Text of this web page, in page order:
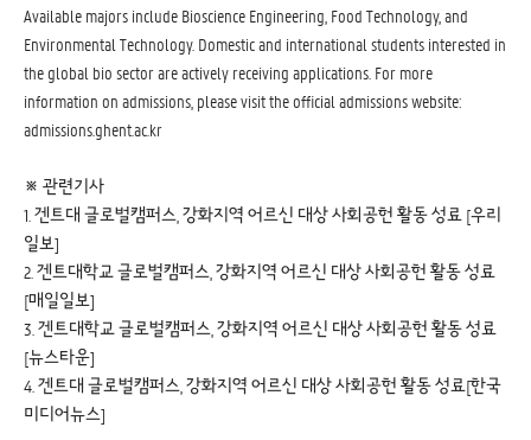
Available majors include Bioscience Engineering, Food Technology, and
Environmental Technology. Domestic and international students interested in
the global bio sector are actively receiving applications. For more
information on admissions, please visit the official admissions website:
admissions.ghent.ac.kr
※ 관련기사
1. 겐트대 글로벌캠퍼스, 강화지역 어르신 대상 사회공헌 활동 성료 [우리
일보]
2. 겐트대학교 글로벌캠퍼스, 강화지역 어르신 대상 사회공헌 활동 성료
[매일일보]
3. 겐트대학교 글로벌캠퍼스, 강화지역 어르신 대상 사회공헌 활동 성료
[뉴스타운]
4. 겐트대 글로벌캠퍼스, 강화지역 어르신 대상 사회공헌 활동 성료[한국
미디어뉴스]